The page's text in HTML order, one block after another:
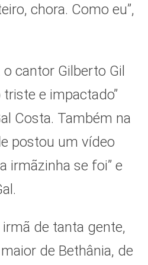
chora. Como eu”,
cantor Gilberto Gil
e impactado”
Costa. Também na
postou um vídeo
irmãzinha se foi” e
de tanta gente,
de Bethânia, de